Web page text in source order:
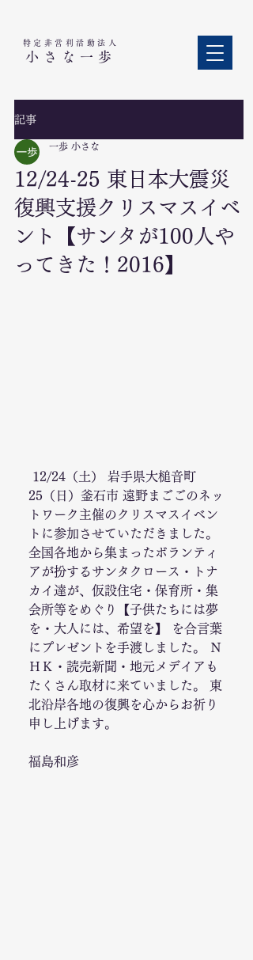
特定非営利活動法人​
小さな一歩
記事
12/24-25 東日本大震災
復興支援クリスマスイベ
ント【サンタが100人や
ってきた！2016】
一歩 小さな
25（日）釜石市 遠野まごごのネッ
トワーク主催のクリスマスイベン
トに参加させていただきました。
全国各地から集まったボランティ
アが扮するサンタクロース・トナ
カイ達が、仮設住宅・保育所・集
会所等をめぐり【子供たちには夢
を・大人には、希望を】 を合言葉
にプレゼントを手渡しました。 Ｎ
ＨＫ・読売新聞・地元メデイアも
たくさん取材に来ていました。 東
北沿岸各地の復興を心からお祈り
申し上げます。
福島和彦